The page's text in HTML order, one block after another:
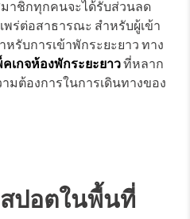
มาชิกทุกคนจะได้รับส่วนลด
พร่ต่อสาธารณะ สำหรับผู้เข้า
รับการเข้าพักระยะยาว ทาง
คเกจห้องพักระยะยาวที่หลาก
มต้องการในการเดินทางของ
ปอตในพื้นที่